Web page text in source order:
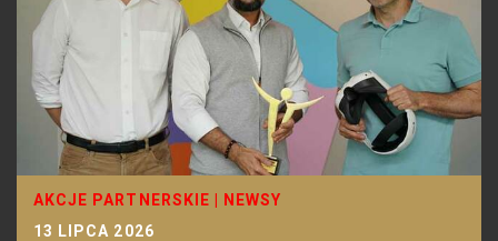
AKCJE PARTNERSKIE
NEWSY
13 LIPCA 2026